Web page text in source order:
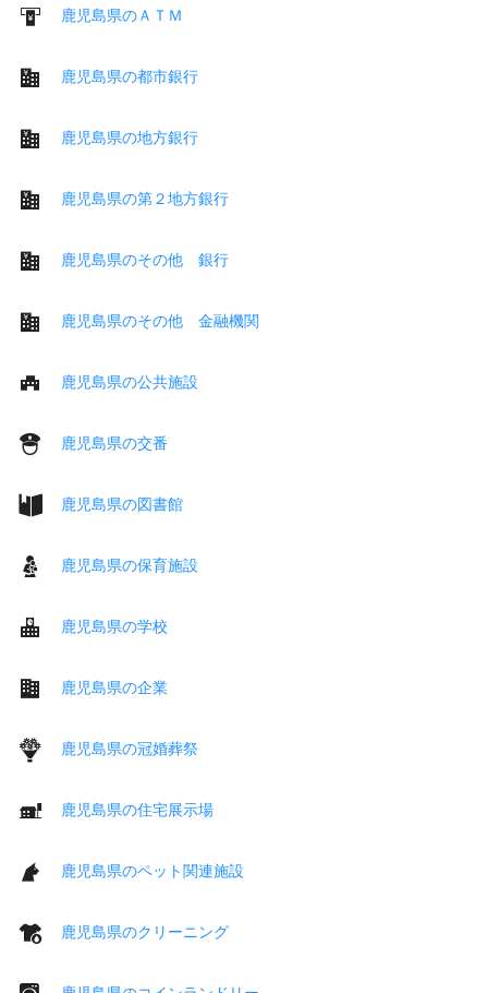
鹿児島県のＡＴＭ
鹿児島県の都市銀行
鹿児島県の地方銀行
鹿児島県の第２地方銀行
鹿児島県のその他 銀行
鹿児島県のその他 金融機関
鹿児島県の公共施設
鹿児島県の交番
鹿児島県の図書館
鹿児島県の保育施設
鹿児島県の学校
鹿児島県の企業
鹿児島県の冠婚葬祭
鹿児島県の住宅展示場
鹿児島県のペット関連施設
鹿児島県のクリーニング